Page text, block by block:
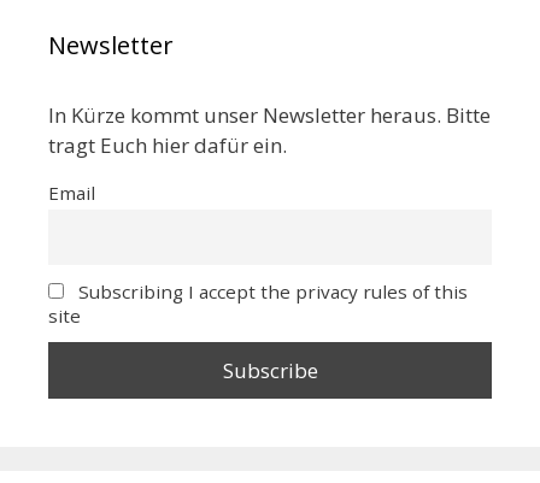
Newsletter
In Kürze kommt unser Newsletter heraus. Bitte
tragt Euch hier dafür ein.
Email
Subscribing I accept the privacy rules of this
site